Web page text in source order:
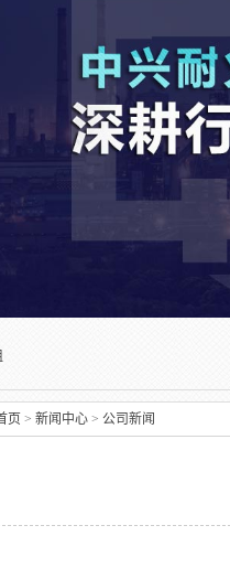
页 > 新闻中心 > 公司新闻